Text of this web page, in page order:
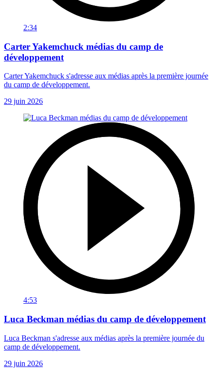
2:34
Carter Yakemchuck médias du camp de
développement
Carter Yakemchuck s'adresse aux médias après la première journée
du camp de développement.
29 juin 2026
4:53
Luca Beckman médias du camp de développement
Luca Beckman s'adresse aux médias après la première journée du
camp de développement.
29 juin 2026